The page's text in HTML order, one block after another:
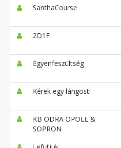
SanthaCourse
2D1F
Egyenfeszültség
Kérek egy lángost!
KB ODRA OPOLE &
SOPRON